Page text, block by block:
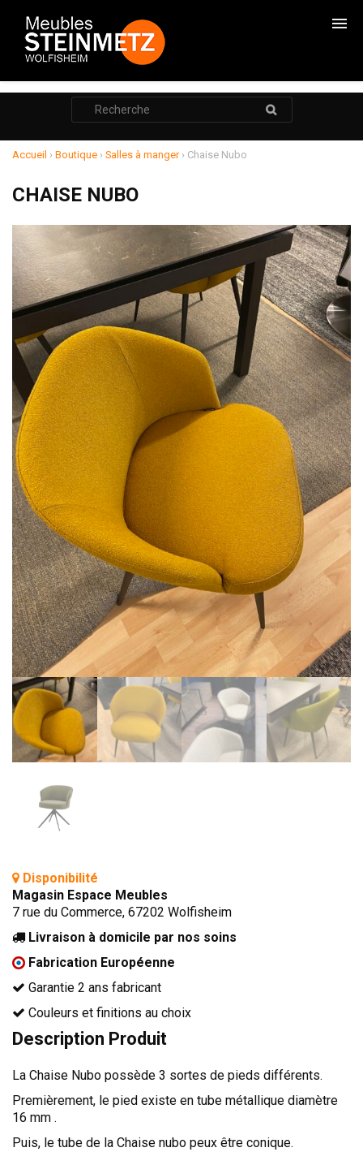
CHAMBRES
CADRES DE LITS
ARMOIRES
RANGEMENTS
SALONS
RELAXATION
MEUBLE TV
POUF
BIBLIOTHÈQUE
TABLE BASSE
FAUTEUILS
CANAPÉS
SALLES À MANGER
CHAISES
TABLES
BAHUT
LITERIE
CONVERTIBLE
MATELAS
LITS RELEVABLES
CADRES DE LIT
TÊTES DE LITS
MEUBLES DE COMPLÉMENT
TAPIS
PETITS MEUBLES
AMÉNAGEMENTS SUR MESURE
AGENCEMENTS INTÉRIEURS
CONTEMPORAIN
AUTHENTIQUE
CHAMBRES COMPLÈTES
Rechercher
:
Accueil › Boutique › Salles à manger› Chaise Nubo
CHAISE NUBO
Disponibilité
Magasin Espace Meubles
7 rue du Commerce, 67202 Wolfisheim
Livraison à domicile par nos soins
Fabrication Européenne
Garantie 2 ans fabricant
Couleurs et finitions au choix
Description Produit
La Chaise Nubo possède 3 sortes de pieds différents.
Premièrement, le pied existe en tube métallique diamètre
16 mm .
Puis, le tube de la Chaise nubo peux être conique.